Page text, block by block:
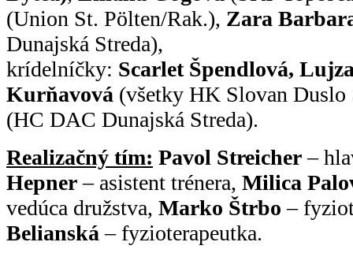
(Union St. Pölten/Rak.), Zara
Dunajská Streda),
krídelníčky: Scarlet Špendlová,
Kurňavová (všetky HK Slovan
(HC DAC Dunajská Streda).
Realizačný tím: Pavol Streicher–
Hepner– asistent trénera, Milica
vedúca družstva, Marko Štrbo –
Belianská – fyzioterapeutka.